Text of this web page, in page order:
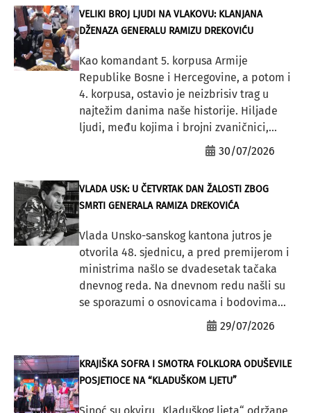
VELIKI BROJ LJUDI NA VLAKOVU: KLANJANA
DŽENAZA GENERALU RAMIZU DREKOVIĆU
Kao komandant 5. korpusa Armije
Republike Bosne i Hercegovine, a potom i
4. korpusa, ostavio je neizbrisiv trag u
najtežim danima naše historije. Hiljade
ljudi, među kojima i brojni zvaničnici,...
30/07/2026
VLADA USK: U ČETVRTAK DAN ŽALOSTI ZBOG
SMRTI GENERALA RAMIZA DREKOVIĆA
Vlada Unsko-sanskog kantona jutros je
otvorila 48. sjednicu, a pred premijerom i
ministrima našlo se dvadesetak tačaka
dnevnog reda. Na dnevnom redu našli su
se sporazumi o osnovicama i bodovima...
29/07/2026
KRAJIŠKA SOFRA I SMOTRA FOLKLORA ODUŠEVILE
POSJETIOCE NA “KLADUŠKOM LJETU”
Sinoć su okviru „Kladuškog ljeta“ održane